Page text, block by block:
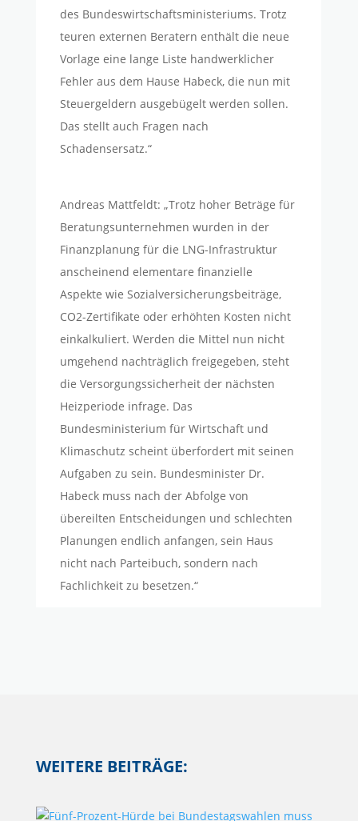
des Bundeswirtschaftsministeriums. Trotz
teuren externen Beratern enthält die neue
Vorlage eine lange Liste handwerklicher
Fehler aus dem Hause Habeck, die nun mit
Steuergeldern ausgebügelt werden sollen.
Das stellt auch Fragen nach
Schadensersatz.“
Andreas Mattfeldt: „Trotz hoher Beträge für
Beratungsunternehmen wurden in der
Finanzplanung für die LNG-Infrastruktur
anscheinend elementare finanzielle
Aspekte wie Sozialversicherungsbeiträge,
CO2-Zertifikate oder erhöhten Kosten nicht
einkalkuliert. Werden die Mittel nun nicht
umgehend nachträglich freigegeben, steht
die Versorgungssicherheit der nächsten
Heizperiode infrage. Das
Bundesministerium für Wirtschaft und
Klimaschutz scheint überfordert mit seinen
Aufgaben zu sein. Bundesminister Dr.
Habeck muss nach der Abfolge von
übereilten Entscheidungen und schlechten
Planungen endlich anfangen, sein Haus
nicht nach Parteibuch, sondern nach
Fachlichkeit zu besetzen.“
WEITERE BEITRÄGE: